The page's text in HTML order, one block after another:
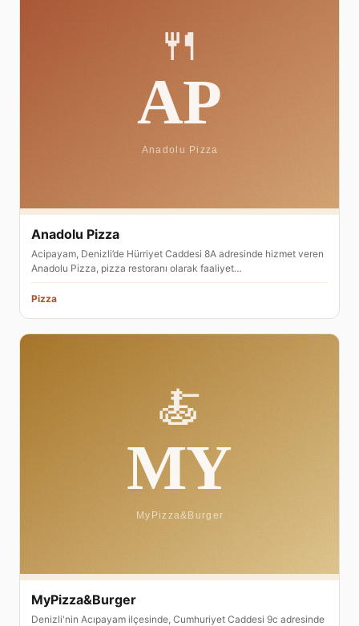
Anadolu Pizza
Acipayam, Denizli’de Hürriyet Caddesi 8A adresinde hizmet veren
Anadolu Pizza, pizza restoranı olarak faaliyet…
Pizza
MyPizza&Burger
Denizli'nin Acıpayam ilçesinde, Cumhuriyet Caddesi 9c adresinde